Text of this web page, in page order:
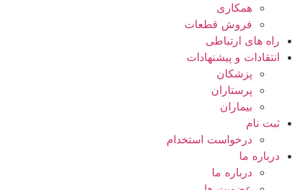
همکاری
فروش قطعات
راه های ارتباطی
انتقادات و پيشنهادات
پزشكان
پرستاران
بيماران
ثبت نام
درخواست استخدام
درباره ما
درباره ما